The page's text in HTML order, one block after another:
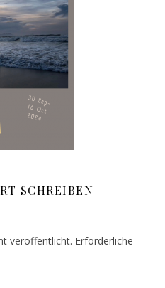
SCHREIBEN
veröffentlicht. Erforderliche